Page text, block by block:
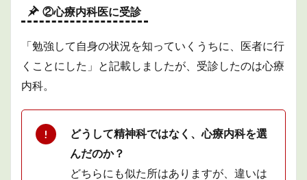
②心療内科医に受診
「勉強して自身の状況を知っていくうちに、医者に行
くことにした」と記載しましたが、受診したのは心療
内科。
どうして精神科ではなく、心療内科を選
んだのか？
どちらにも似た所はありますが、違いは